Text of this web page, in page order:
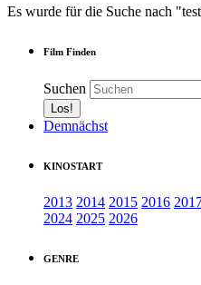
Es wurde für die Suche nach
Film Finden
Suchen
Demnächst
KINOSTART
2013 2014 2015 2016
2024 2025 2026
GENRE